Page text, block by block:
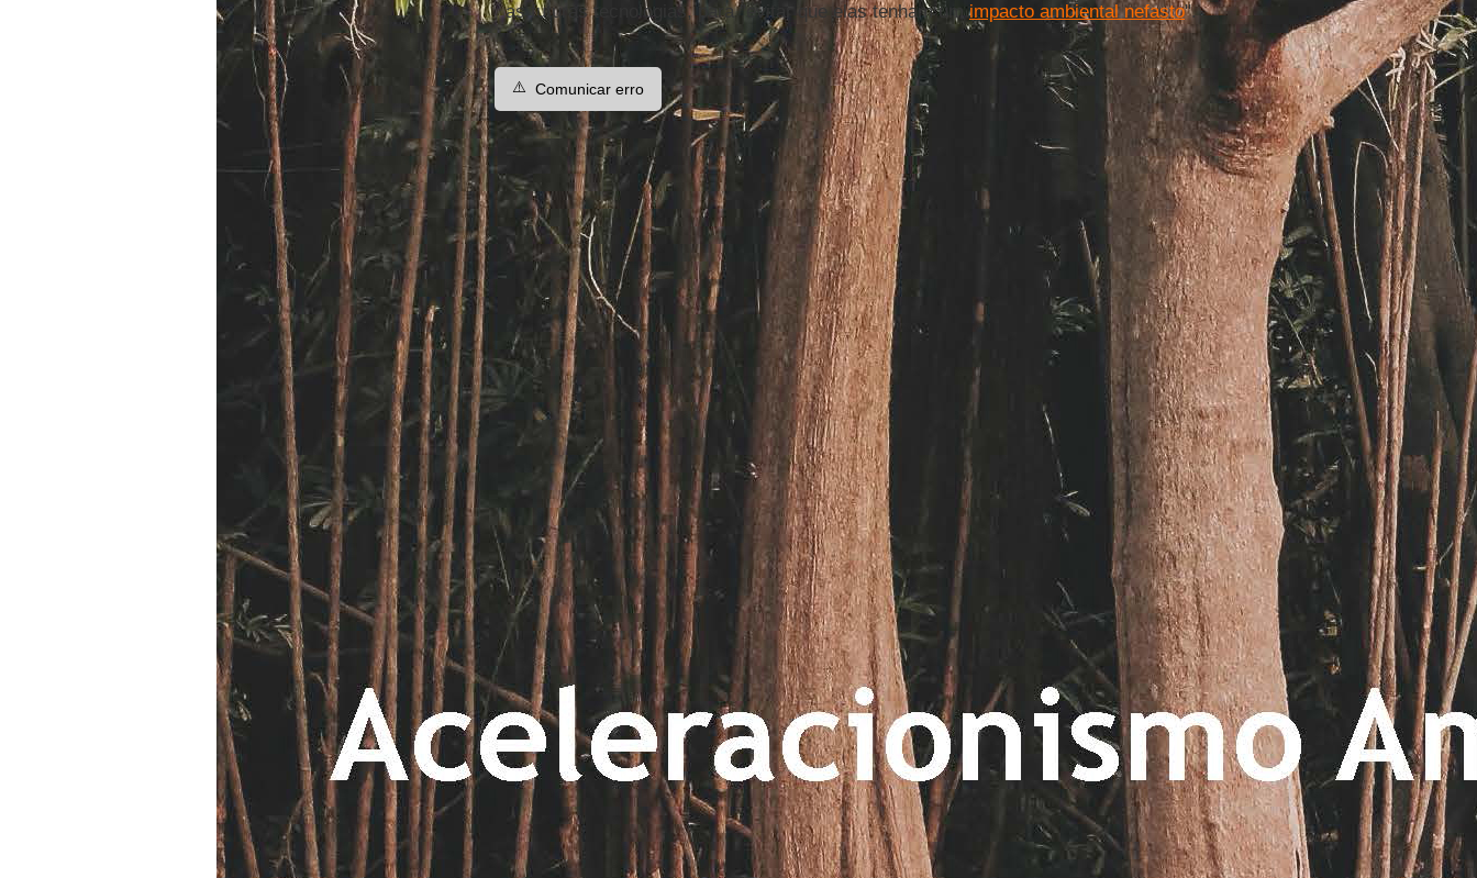
as futuras tecnologias, para "evitar que elas tenham umimpacto ambiental nefasto".
⚠️ Comunicar erro